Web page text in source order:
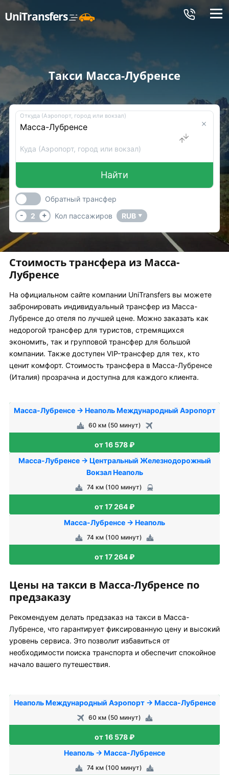
UniTransfers Меню
Такси Масса-Лубренсе
Откуда (Аэропорт, город или вокзал)
Куда (Аэропорт, город или вокзал)
Найти
Обратный трансфер
-
2 + Кол пассажиров RUB ▼
Стоимость трансфера из Масса-
Лубренсе
На официальном сайте компании UniTransfers вы можете
забронировать индивидуальный трансфер из Масса-
Лубренсе до отеля по лучшей цене. Можно заказать как
недорогой трансфер для туристов, стремящихся
экономить, так и групповой трансфер для большой
компании. Также доступен VIP-трансфер для тех, кто
ценит комфорт. Стоимость трансфера в Масса-Лубренсе
(Италия) прозрачна и доступна для каждого клиента.
Масса-Лубренсе → Неаполь Международный Аэропорт
60 км (50 минут)
от 16 578 ₽
Масса-Лубренсе → Центральный Железнодорожный
Вокзал Неаполь
74 км (100 минут)
от 17 264 ₽
Масса-Лубренсе → Неаполь
74 км (100 минут)
от 17 264 ₽
Цены на такси в Масса-Лубренсе по
предзаказу
Рекомендуем делать предзаказ на такси в Масса-
Лубренсе, что гарантирует фиксированную цену и высокий
уровень сервиса. Это позволит избавиться от
необходимости поиска транспорта и обеспечит спокойное
начало вашего путешествия.
Неаполь Международный Аэропорт → Масса-Лубренсе
60 км (50 минут)
от 16 578 ₽
Неаполь → Масса-Лубренсе
74 км (100 минут)